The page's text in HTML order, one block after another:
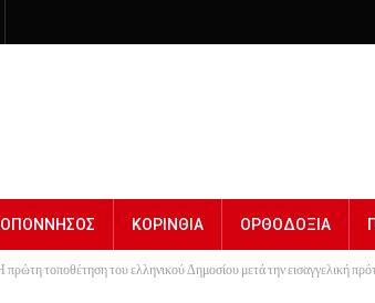
ΚΟΡΙΝΘΙΑ ΟΡΘΟΔΟΞΙΑ
πρώτη τοποθέτηση του ελληνικού Δημοσίου μετά την εισαγγελική